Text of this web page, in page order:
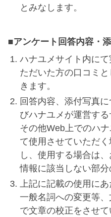
とみなします。
■アンケート回答内容・
ハナユメサイト内に
ただいた方の口コミ
きます。
回答内容、添付写真
びハナユメが運営する
その他Web上でのハ
て使用させていただ
し、使用する場合は
情報に該当しない部分
上記に記載の使用に
一般名詞への変更等
で文章の校正をさせ